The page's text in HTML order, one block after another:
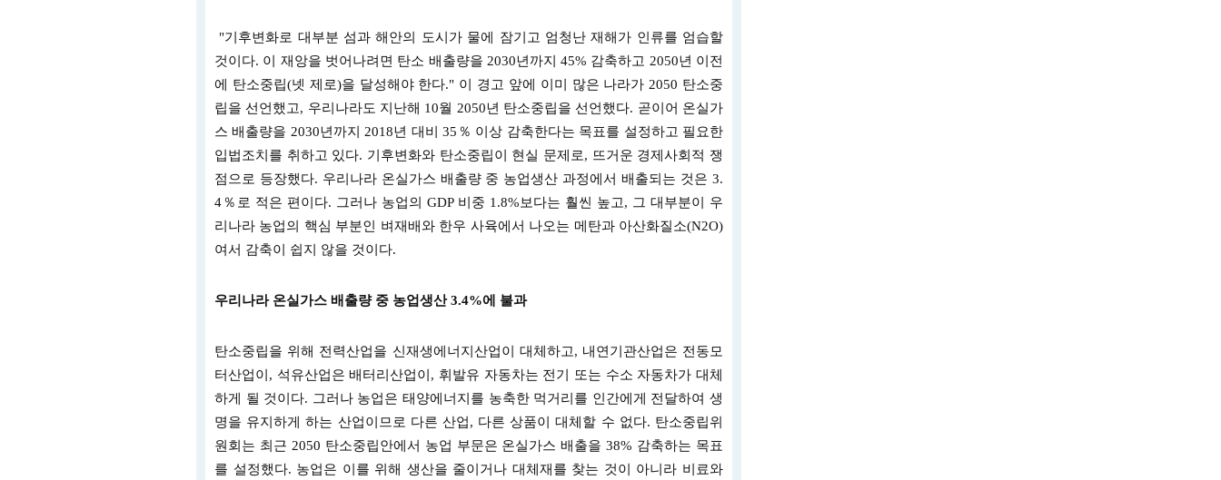
"기후변화로 대부분 섬과 해안의 도시가 물에 잠기고 엄청난 재해가 인류를 엄습할
것이다. 이 재앙을 벗어나려면 탄소 배출량을 2030년까지 45% 감축하고 2050년 이전
에 탄소중립(넷 제로)을 달성해야 한다." 이 경고 앞에 이미 많은 나라가 2050 탄소중
립을 선언했고, 우리나라도 지난해 10월 2050년 탄소중립을 선언했다. 곧이어 온실가
스 배출량을 2030년까지 2018년 대비 35％ 이상 감축한다는 목표를 설정하고 필요한
입법조치를 취하고 있다. 기후변화와 탄소중립이 현실 문제로, 뜨거운 경제사회적 쟁
점으로 등장했다. 우리나라 온실가스 배출량 중 농업생산 과정에서 배출되는 것은 3.
4％로 적은 편이다. 그러나 농업의 GDP 비중 1.8%보다는 훨씬 높고, 그 대부분이 우
리나라 농업의 핵심 부분인 벼재배와 한우 사육에서 나오는 메탄과 아산화질소(N2O)
여서 감축이 쉽지 않을 것이다.
우리나라 온실가스 배출량 중 농업생산 3.4%에 불과
탄소중립을 위해 전력산업을 신재생에너지산업이 대체하고, 내연기관산업은 전동모
터산업이, 석유산업은 배터리산업이, 휘발유 자동차는 전기 또는 수소 자동차가 대체
하게 될 것이다. 그러나 농업은 태양에너지를 농축한 먹거리를 인간에게 전달하여 생
명을 유지하게 하는 산업이므로 다른 산업, 다른 상품이 대체할 수 없다. 탄소중립위
원회는 최근 2050 탄소중립안에서 농업 부문은 온실가스 배출을 38% 감축하는 목표
를 설정했다. 농업은 이를 위해 생산을 줄이거나 대체재를 찾는 것이 아니라 비료와